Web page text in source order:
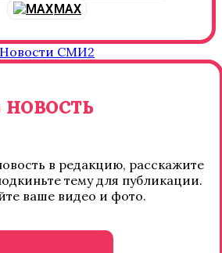
MAX
Новости СМИ2
в редакцию, расскажите
тему для публикации.
ваше видео и фото.